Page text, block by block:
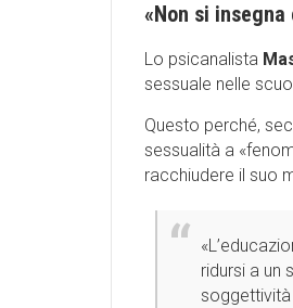
«Non si
Lo psicanalista
sessuale nelle
Questo perché,
sessualità a
racchiudere il suo
ridursi a un
soggettività